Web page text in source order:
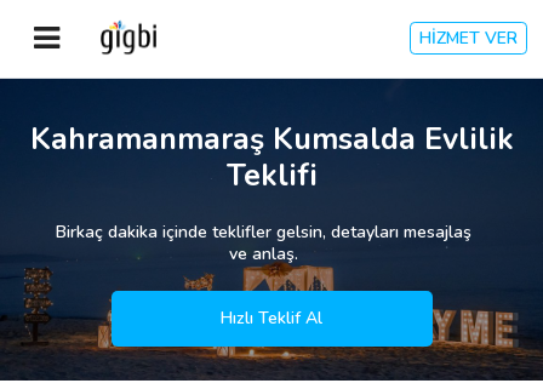
HİZMET VER
Anasayfa
Kayıt Ol
Kategoriler
Kahramanmaraş Kumsalda Evlilik
Teklifi
Birkaç dakika içinde teklifler gelsin, detayları mesajlaş
ve anlaş.
Hızlı Teklif Al